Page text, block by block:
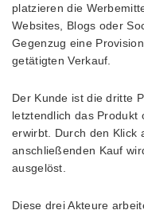
platzieren die
Websites, Blogs oder
Gegenzug eine
getätigten Verkauf.
Der Kunde ist die dritte
letztendlich das Produkt
erwirbt. Durch den Klick
anschließenden Kauf
ausgelöst.
Diese drei Akteure